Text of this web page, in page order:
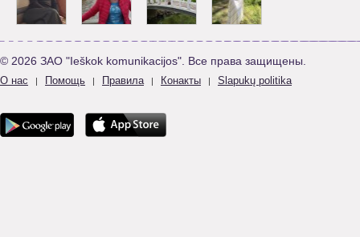
© 2026 ЗАО "Ieškok komunikacijos". Все права защищены.
О нас | Помощь | Правила | Конакты | Slapukų politika